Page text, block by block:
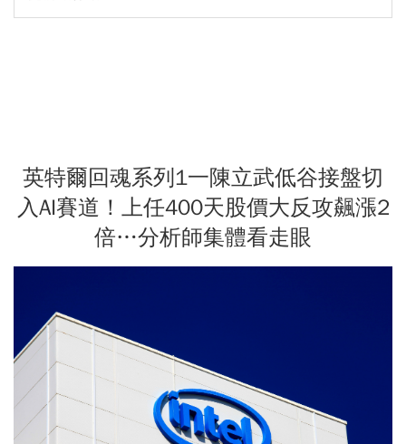
英特爾回魂系列1一陳立武低谷接盤切
入AI賽道！上任400天股價大反攻飆漲2
倍…分析師集體看走眼